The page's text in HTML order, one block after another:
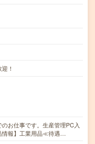
！
お仕事です。生産管理PC入
情報】工業用品≪待遇…